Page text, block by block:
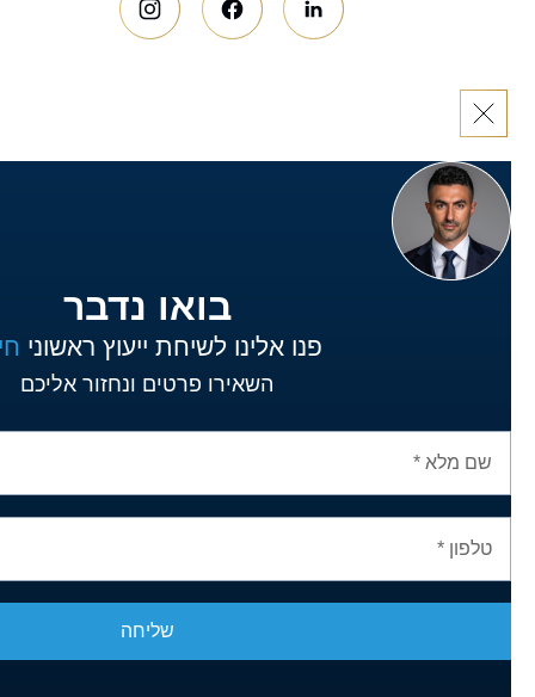
בואו נדבר
פנו אלינו לשיחת ייעוץ ראשוני
השאירו פרטים ונחזור אליכם
שליחה